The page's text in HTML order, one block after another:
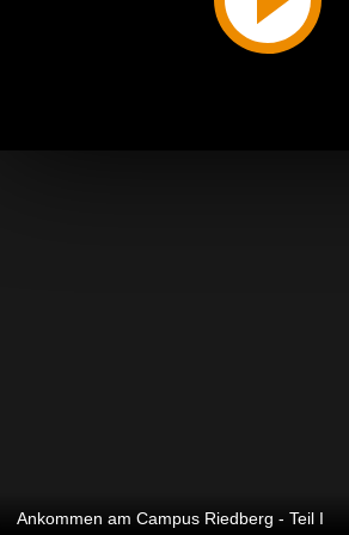
Ankommen am Campus Riedberg - Teil I